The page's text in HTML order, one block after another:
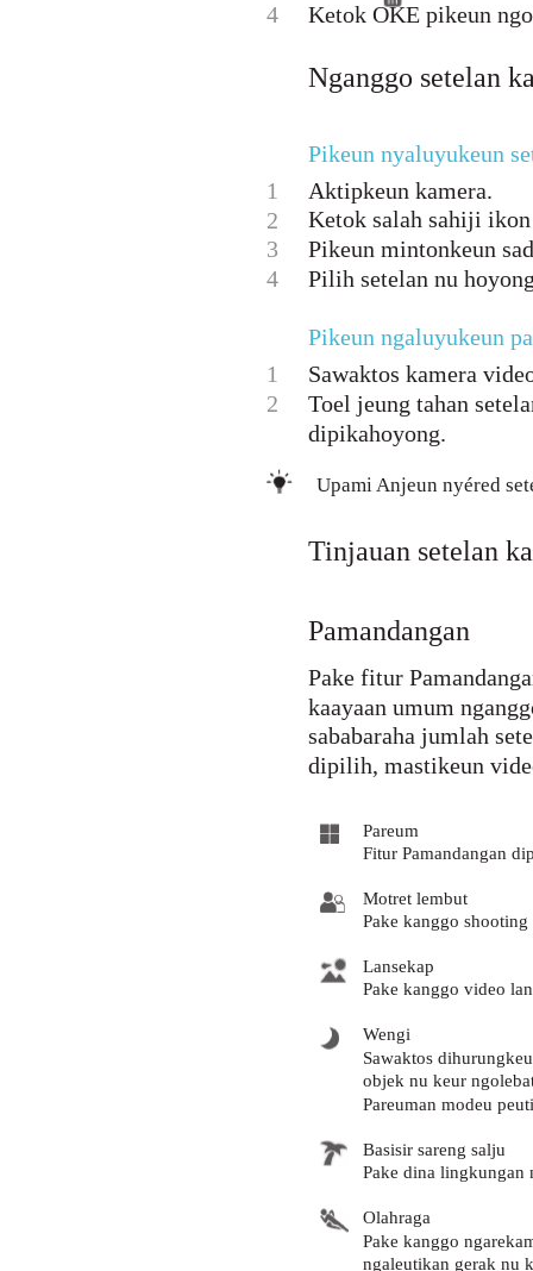
4
Ketok OKE pikeun
Nganggo setelan
Pikeun nyaluyukeun
1
Aktipkeun kamera.
2
Ketok salah sahiji
3
Pikeun mintonkeun
4
Pilih setelan nu
Pikeun ngaluyukeun
1
Sawaktos kamera
2
Toel jeung tahan
dipikahoyong.
Upami Anjeun nyéred
Tinjauan setelan
Pamandangan
Pake fitur
kaayaan umum
sababaraha jumlah
dipilih, mastikeun
Pareum
Fitur Pamandangan
Motret lembut
Pake kanggo
Lansekap
Pake kanggo video
Wengi
Sawaktos
objek nu keur
Pareuman modeu
Basisir sareng salju
Pake dina lingkungan
Olahraga
Pake kanggo
ngaleutikan gerak nu